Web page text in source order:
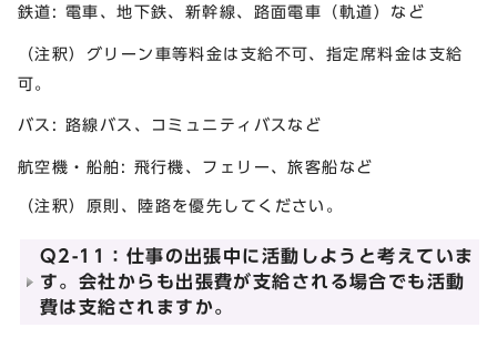
鉄道: 電車、地下鉄、新幹線、路面電車（軌道）など
（注釈）グリーン車等料金は支給不可、指定席料金は支給
可。
バス: 路線バス、コミュニティバスなど
航空機・船舶: 飛行機、フェリー、旅客船など
（注釈）原則、陸路を優先してください。
Q2-11：仕事の出張中に活動しようと考えていま
す。会社からも出張費が支給される場合でも活動
費は支給されますか。